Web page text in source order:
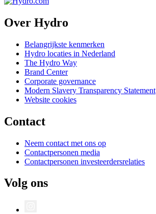
Over Hydro
Belangrijkste kenmerken
Hydro locaties in Nederland
The Hydro Way
Brand Center
Corporate governance
Modern Slavery Transparency Statement
Website cookies
Contact
Neem contact met ons op
Contactpersonen media
Contactpersonen investeerdersrelaties
Volg ons